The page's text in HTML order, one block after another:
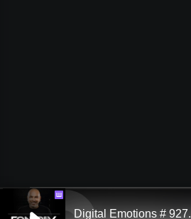
Ш
Digital Emotions # 927.